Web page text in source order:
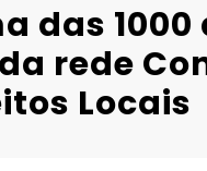
das
rede
Locais